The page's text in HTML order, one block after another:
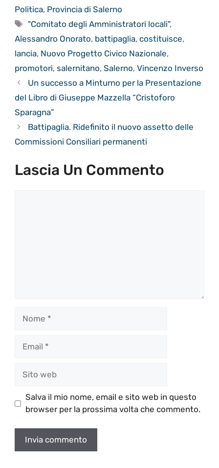
Politica, Provincia di Salerno
Tag
"Comitato degli Amministratori locali",
Alessandro Onorato, battipaglia, costituisce,
lancia, Nuovo Progetto Civico Nazionale,
promotori, salernitano, Salerno, Vincenzo Inverso
Un successo a Minturno per la Presentazione
del Libro di Giuseppe Mazzella “Cristoforo
Sparagna”
Battipaglia. Ridefinito il nuovo assetto delle
Commissioni Consiliari permanenti
Lascia Un Commento
Salva il mio nome, email e sito web in questo
browser per la prossima volta che commento.